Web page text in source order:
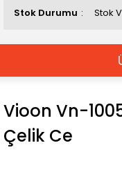
Stok Durumu Stok
Vioon Vn-
Çelik Ce